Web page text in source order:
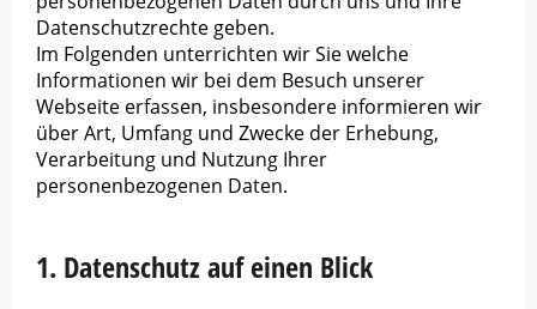
Datenschutzrechte geben.
Im Folgenden unterrichten wir Sie welche
Informationen wir bei dem Besuch unserer
Webseite erfassen, insbesondere informieren wir
über Art, Umfang und Zwecke der Erhebung,
Verarbeitung und Nutzung Ihrer
personenbezogenen Daten.
1. Datenschutz auf einen Blick